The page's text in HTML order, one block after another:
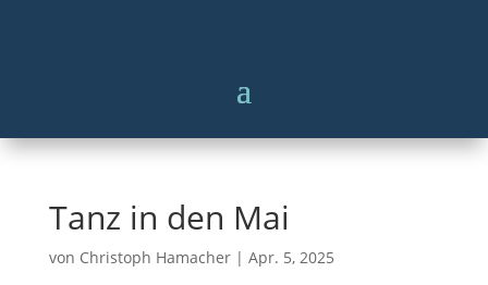
Tanz in den Mai
von Christoph Hamacher| Apr. 5, 2025